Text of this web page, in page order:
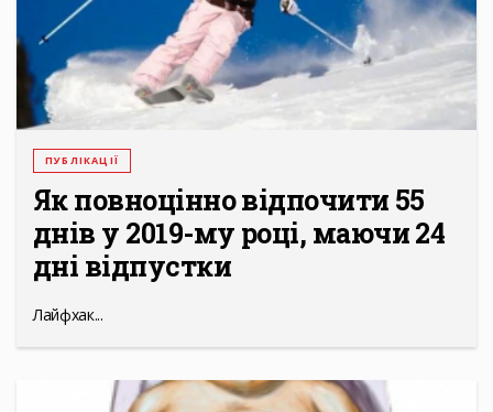
ПУБЛІКАЦІЇ
Як повноцінно відпочити 55
днів у 2019-му році, маючи 24
дні відпустки
Лайфхак...